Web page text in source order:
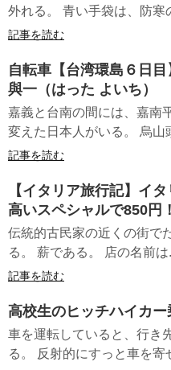
外れる。 青い手袋は、防寒
記事を読む
自転車【台湾環島６日
與一（はった よいち）
嘉義と台南の間には、嘉南
変えた日本人がいる。 烏山
記事を読む
【イタリア旅行記】イ
高いスペシャルで850円
伝統的古民家の近くの街で
る。 薪である。 店の名前は
記事を読む
高校生のヒッチハイカ
車を運転していると、行き
る。 反射的にすっと車を